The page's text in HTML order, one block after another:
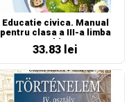
Educatie civica. Manual
pentru clasa a III-a limba
maghiara
33.83 lei